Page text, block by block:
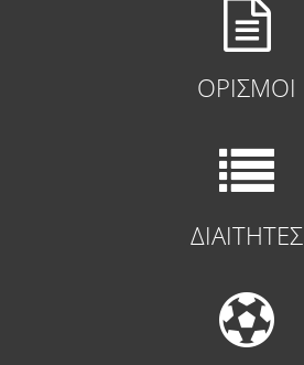
ΟΡΙΣΜΟΙ
ΔΙΑΙΤΗΤΕΣ